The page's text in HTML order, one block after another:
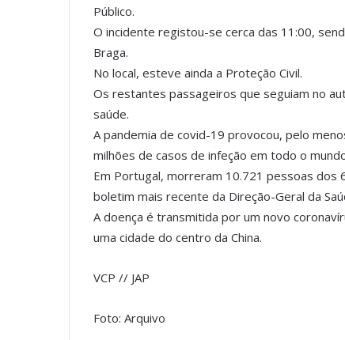
Público.
O incidente registou-se cerca das 11:00,
Braga.
No local, esteve ainda a Proteção Civil.
Os restantes passageiros que seguiam no
saúde.
A pandemia de covid-19 provocou, pelo
milhões de casos de infeção em todo o
Em Portugal, morreram 10.721 pessoas dos
boletim mais recente da Direção-Geral da
A doença é transmitida por um novo
uma cidade do centro da China.
VCP // JAP
Foto: Arquivo